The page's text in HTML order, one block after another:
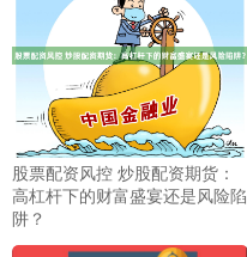
股票配资风控 炒股配资期货：
高杠杆下的财富盛宴还是风险陷
阱？